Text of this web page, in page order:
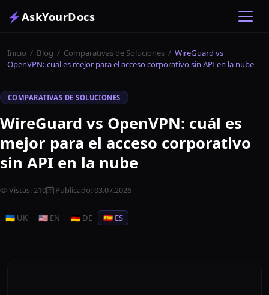
⚡ AskYourDocs
Inicio / Blog / Comparativas de Soluciones / WireGuard vs
OpenVPN: cuál es mejor para el acceso corporativo sin API en la nube
COMPARATIVAS DE SOLUCIONES
WireGuard vs OpenVPN: cuál es
mejor para el acceso corporativo
sin API en la nube
Vistas:210 Publicado:03.07.2026
🇺🇦 UK 🇺🇸 EN 🇩🇪 DE 🇪🇸 ES